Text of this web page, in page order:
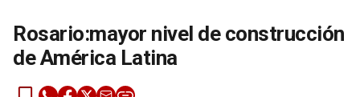
Rosario:mayor nivel de construcción
de América Latina